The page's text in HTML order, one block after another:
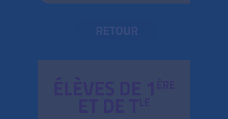
RETOUR